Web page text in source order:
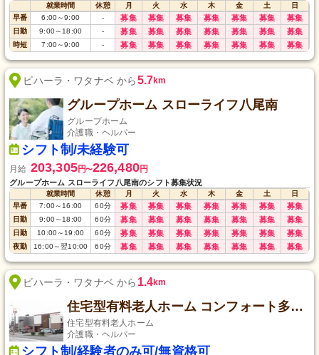
就業時間 休憩 月 火 水 木 金 土
日
早番
6:00～9:00 - 募集 募集 募集 募集 募集 募集 募集
日勤 9:00～ 18:00 - 募集 募集 募集 募集 募集 募集 募集
時短 7:00～9:00 - 募集 募集 募集 募集 募集 募集 募集
ビハーラ・ワタナベ から5.7km
グループホーム スローライフ八尾南
グループホーム
介護職・ヘルパー
シフト制/未経験可
月給 203,305円〜226,480円
グループホーム スローライフ八尾南のシフト募集状況
就業時間 休憩 月 火 水 木 金 土
日
早番
7:00～ 16:00 60分 募集 募集 募集 募集 募集 募集 募集
日勤 9:00～ 18:00 60分 募集 募集 募集 募集 募集 募集 募集
日勤 10:00～ 19:00 60分 募集 募集 募集 募集 募集 募集 募集
夜勤 16:00～翌10:00 60分 募集 募集 募集 募集 募集 募集 募集
ビハーラ・ワタナベ から 1.4km
住宅型有料老人ホーム コンフォート多宝・八尾
住宅型有料老人ホーム
介護職・ヘルパー
シフト制/経験者のみ可/無資格可